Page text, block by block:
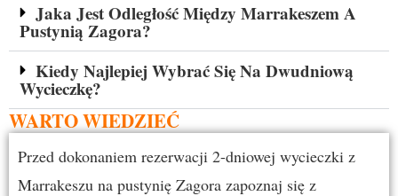
Jaka Jest Odległość Między Marrakeszem A
Pustynią Zagora?
Kiedy Najlepiej Wybrać Się Na Dwudniową
Wycieczkę?
WARTO WIEDZIEĆ
Przed dokonaniem rezerwacji 2-dniowej wycieczki z
Marrakeszu na pustynię Zagora zapoznaj się z